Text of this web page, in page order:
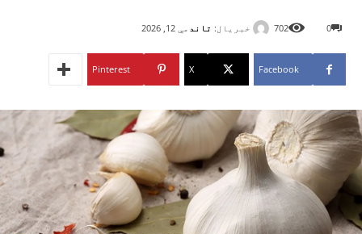
خبریال: تاند مې 12, 2026 0
702
Facebook
X
Pinterest